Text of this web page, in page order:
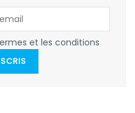
et les conditions